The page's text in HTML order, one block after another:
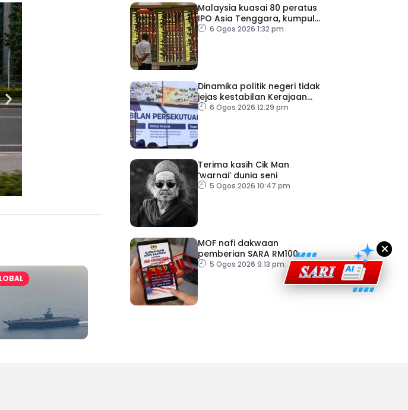
Ajinomoto (Malaysia) Berhad Perkasa SCORE Marathon 2026 Melalui Kerjasama
aminoVITAL® Bersama Pempengaruh Larian Antarabangsa
Malaysia kuasai 80 peratus
IPO Asia Tenggara, kumpul
AS$1.4 bilion separuh
6 Ogos 2026 1:32 pm
Dinamika politik negeri tidak
jejas kestabilan Kerajaan
Perpaduan Persekutuan –
6 Ogos 2026 12:29 pm
Terima kasih Cik Man
‘warnai’ dunia seni
5 Ogos 2026 10:47 pm
MOF nafi dakwaan
pemberian SARA RM100
sempena Hari Kebangsaan
5 Ogos 2026 9:13 pm
×